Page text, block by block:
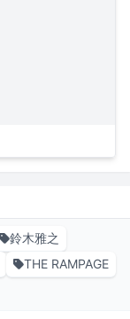
鈴木雅之
THE RAMPAGE